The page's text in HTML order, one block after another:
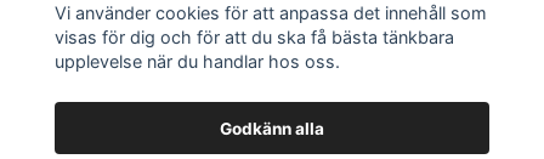
Sociala medier
Vi använder cookies för att anpassa det innehåll som
visas för dig och för att du ska få bästa tänkbara
upplevelse när du handlar hos oss.
Godkänn alla